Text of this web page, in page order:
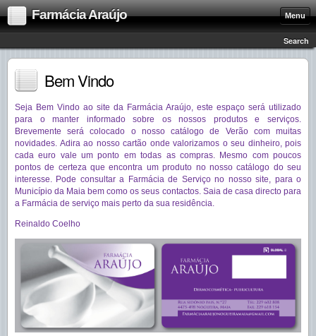
Farmácia Araújo Menu
Search
Bem Vindo
Seja Bem Vindo ao site da Farmácia Araújo, este espaço será utilizado
para o manter informado sobre os nossos produtos e serviços.
Brevemente será colocado o nosso catálogo de Verão com muitas
novidades. Adira ao nosso cartão onde valorizamos o seu dinheiro, pois
cada euro vale um ponto em todas as compras. Mesmo com poucos
pontos de certeza que encontra um produto no nosso catálogo do seu
interesse. Pode consultar a Farmácia de Serviço no nosso site, para o
Município da Maia bem como os seus contactos. Saia de casa directo para
a Farmácia de serviço mais perto da sua residência.
Reinaldo Coelho